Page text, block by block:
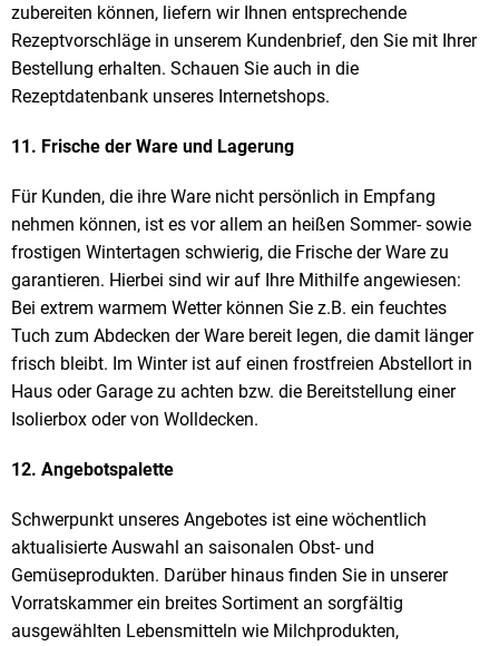
zubereiten können, liefern wir Ihnen entsprechende
Rezeptvorschläge in unserem Kundenbrief, den Sie mit Ihrer
Bestellung erhalten. Schauen Sie auch in die
Rezeptdatenbank unseres Internetshops.
11. Frische der Ware und Lagerung
Für Kunden, die ihre Ware nicht persönlich in Empfang
nehmen können, ist es vor allem an heißen Sommer- sowie
frostigen Wintertagen schwierig, die Frische der Ware zu
garantieren. Hierbei sind wir auf Ihre Mithilfe angewiesen:
Bei extrem warmem Wetter können Sie z.B. ein feuchtes
Tuch zum Abdecken der Ware bereit legen, die damit länger
frisch bleibt. Im Winter ist auf einen frostfreien Abstellort in
Haus oder Garage zu achten bzw. die Bereitstellung einer
Isolierbox oder von Wolldecken.
12. Angebotspalette
Schwerpunkt unseres Angebotes ist eine wöchentlich
aktualisierte Auswahl an saisonalen Obst- und
Gemüseprodukten. Darüber hinaus finden Sie in unserer
Vorratskammer ein breites Sortiment an sorgfältig
ausgewählten Lebensmitteln wie Milchprodukten,